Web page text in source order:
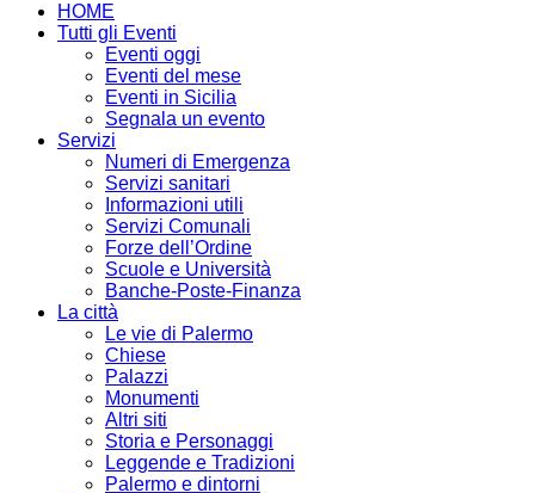
HOME
Tutti gli Eventi
Eventi oggi
Eventi del mese
Eventi in Sicilia
Segnala un evento
Servizi
Numeri di Emergenza
Servizi sanitari
Informazioni utili
Servizi Comunali
Forze dell’Ordine
Scuole e Università
Banche-Poste-Finanza
La città
Le vie di Palermo
Chiese
Palazzi
Monumenti
Altri siti
Storia e Personaggi
Leggende e Tradizioni
Palermo e dintorni